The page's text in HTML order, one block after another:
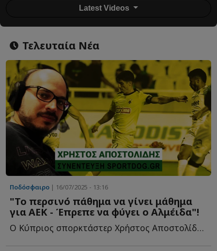
Latest Videos
Τελευταία Νέα
Ποδόσφαιρο | 16/07/2025 - 13:16
"Το περσινό πάθημα να γίνει μάθημα
για ΑΕΚ - Έπρεπε να φύγει ο Αλμέιδα"!
Ο Κύπριος σπορκτάστερ Χρήστος Αποστολίδης στο Sportdog γ...